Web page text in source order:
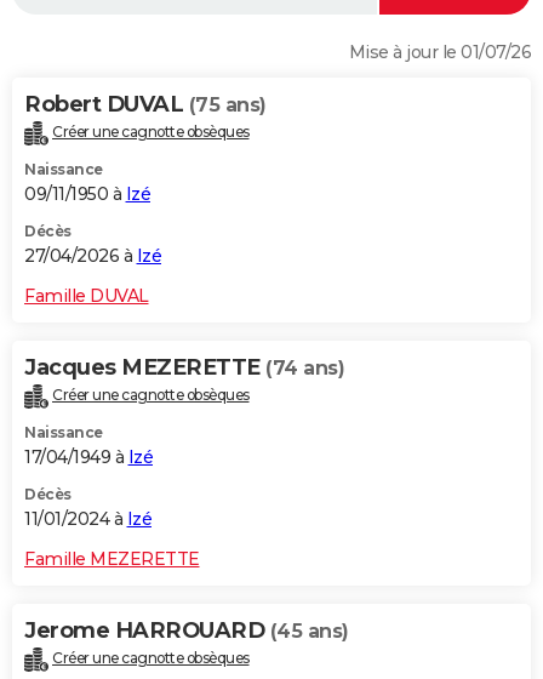
Alimentation
Guide de la santé
Maladies
Médicaments
Sommeil
VOYAGE
Destinations
City break
Voyage nature
Voyage de noces
Forum
Climat
+PHOTO
GUIDES D'ACHAT
Carte de Noël
Carte Bonne année
Carte Saint-Valentin
Carte Pâques
Carte d'anniversaire
DICTIONNAIRE
Dictionnaire
Biographies
Citations
Expressions
Proverbes
PROGRAMME TV
S'inscrire
Se connecter
Lycées
Collèges
Primaires
Universités
Entreprises
Service militaire
Avis de recherche
AVIS DE DÉCÈS
FORUM
Mise à jour le 01/07/26
Robert DUVAL (75 ans)
Créer une cagnotte obsèques
Naissance
09/11/1950 à Izé
Décès
27/04/2026 à Izé
Famille DUVAL
Jacques MEZERETTE (74 ans)
Créer une cagnotte obsèques
Naissance
17/04/1949 à Izé
Décès
11/01/2024 à Izé
Famille MEZERETTE
Jerome HARROUARD (45 ans)
Créer une cagnotte obsèques